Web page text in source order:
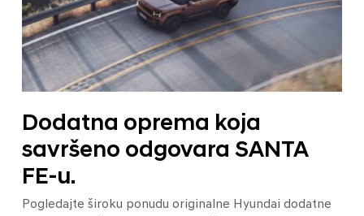
Dodatna oprema koja
savršeno odgovara SANTA
FE-u.
Pogledajte široku ponudu originalne Hyundai dodatne